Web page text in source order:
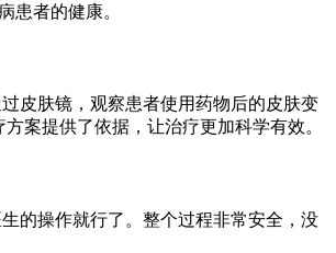
患者的健康。
皮肤镜，观察患者使用药物后的皮肤变
案提供了依据，让治疗更加科学有效。
的操作就行了。整个过程非常安全，没